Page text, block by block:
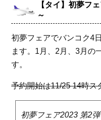
【タイ】初夢フ
～
初夢フェアでバンコク4
ます。1月、2月、3月の
す。
予約開始は11/25 14時ス
初夢フェア2023 第2